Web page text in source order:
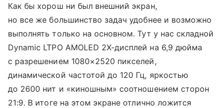
Как бы хорош ни был внешний экран,
но все же большинство задач удобнее и возможно
выполнять только на основном. Тут у нас складной
Dynamic LTPO AMOLED 2X-дисплей на 6,9 дюйма
с разрешением 1080×2520 пикселей,
динамической частотой до 120 Гц, яркостью
до 2600 нит и «киношным» соотношением сторон
21:9. В итоге на этом экране отлично ложится